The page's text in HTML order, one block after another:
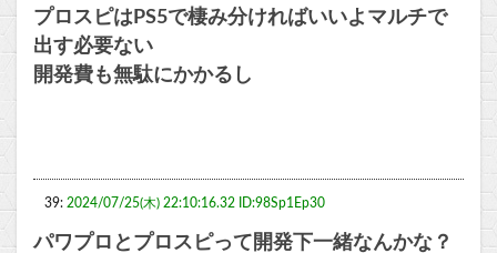
プロスピはPS5で棲み分ければいいよマルチで
出す必要ない
開発費も無駄にかかるし
39: 2024/07/25(木) 22:10:16.32 ID:98Sp1Ep30
パワプロとプロスピって開発下一緒なんかな？